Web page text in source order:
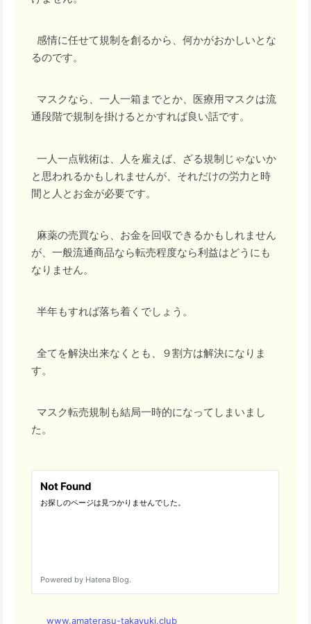
感情に任せて規制を創るから、何かがおかしいとな
るのです。
マスクなら、一人一箱までとか、医療用マスクは流
通段階で規制を掛けるとかすれば良い話です。
一人一点戦術は、人を雇えば、ざる規制じゃないか
と思われるかもしれませんが、それだけの労力と時
間と人とお金が必要です。
麻薬の売買なら、お金を回収できるかもしれません
が、一般流通商品なら転売程度なら利益はどうにも
なりません。
半年もすれば落ち着くでしょう。
全てを解決出来なくとも、９割方は解決になりま
す。
マスク転売規制も結局一時的になってしまいまし
た。
www.amaterasu-takayuki.club